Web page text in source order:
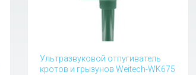
Ультразвуковой отпугиватель
кротов и грызунов Weitech-WK675